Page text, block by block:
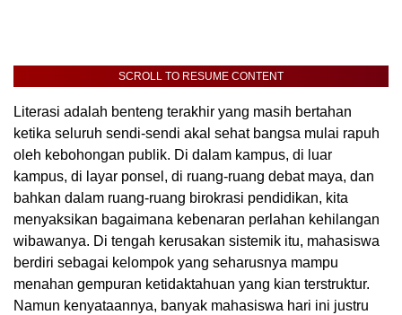
SCROLL TO RESUME CONTENT
Literasi adalah benteng terakhir yang masih bertahan
ketika seluruh sendi-sendi akal sehat bangsa mulai rapuh
oleh kebohongan publik. Di dalam kampus, di luar
kampus, di layar ponsel, di ruang-ruang debat maya, dan
bahkan dalam ruang-ruang birokrasi pendidikan, kita
menyaksikan bagaimana kebenaran perlahan kehilangan
wibawanya. Di tengah kerusakan sistemik itu, mahasiswa
berdiri sebagai kelompok yang seharusnya mampu
menahan gempuran ketidaktahuan yang kian terstruktur.
Namun kenyataannya, banyak mahasiswa hari ini justru